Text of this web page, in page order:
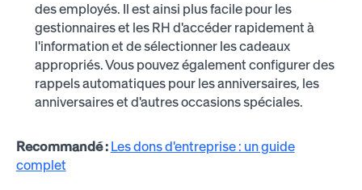
des employés. Il est ainsi plus facile pour les
gestionnaires et les RH d'accéder rapidement à
l'information et de sélectionner les cadeaux
appropriés. Vous pouvez également configurer des
rappels automatiques pour les anniversaires, les
anniversaires et d'autres occasions spéciales.
Recommandé : Les dons d'entreprise : un guide
complet